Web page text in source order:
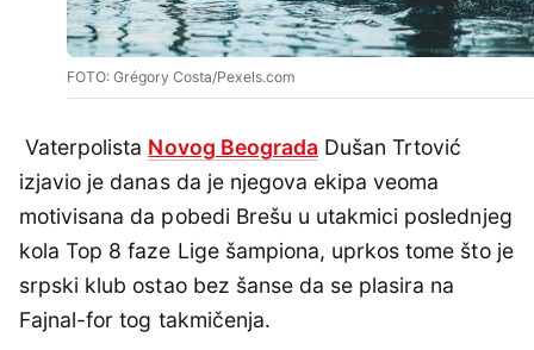
FOTO: Grégory Costa/Pexels.com
Vaterpolista Novog Beograda Dušan Trtović
izjavio je danas da je njegova ekipa veoma
motivisana da pobedi Brešu u utakmici poslednjeg
kola Top 8 faze Lige šampiona, uprkos tome što je
srpski klub ostao bez šanse da se plasira na
Fajnal-for tog takmičenja.